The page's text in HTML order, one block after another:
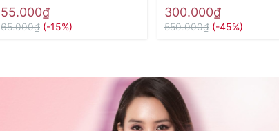
Nhật nội địa
55.000₫
65.000₫ (-15%)
Nhật nội địa
300.000₫
550.000₫ (-45%)